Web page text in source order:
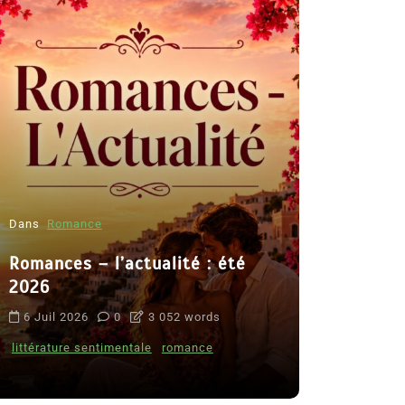
Dans Romance
Romances – l’actualité : été
2026
6 Juil 2026 0 3 052 words
littérature sentimentale romance